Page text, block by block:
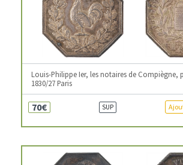
Louis-Philippe Ier, les notaires de Compiègne,
1830/27 Paris
70€ SUP